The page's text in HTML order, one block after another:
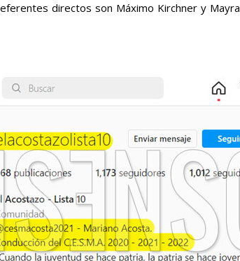
directos son Máximo Kirchner y